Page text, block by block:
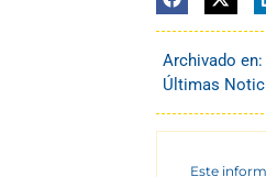
Archivado en:
Últimas
Este